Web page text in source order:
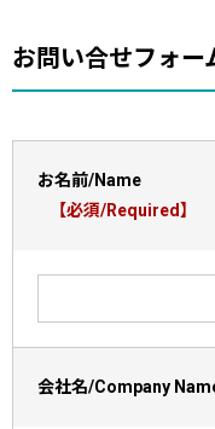
お問い合せフォ
お名前/Name
【必須/Required】
会社名/Company